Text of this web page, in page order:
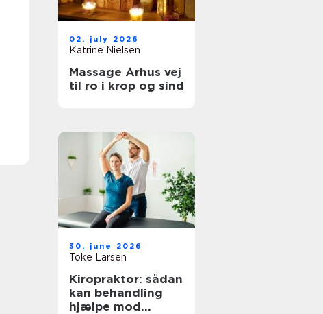
02. july 2026
Katrine Nielsen
Massage Århus vej
til ro i krop og sind
30. june 2026
Toke Larsen
Kiropraktor: sådan
kan behandling
hjælpe mod